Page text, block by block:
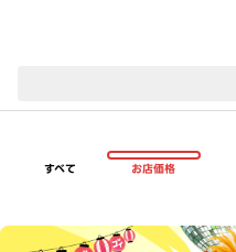
すべて お店価格
超ゴイゴイヤスー夏祭